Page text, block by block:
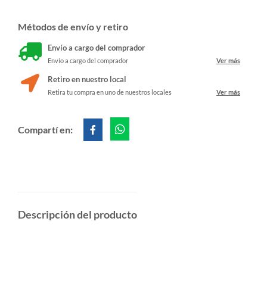
Métodos de envío y retiro
Envío a cargo del comprador
Envío a cargo del comprador Ver más
Retiro en nuestro local
Retira tu compra en uno de nuestros locales Ver más
Compartí en:
Descripción del producto